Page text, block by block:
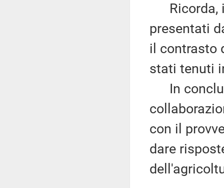
Ricorda,
presentati
il contrasto
stati tenuti
In
con il
dare